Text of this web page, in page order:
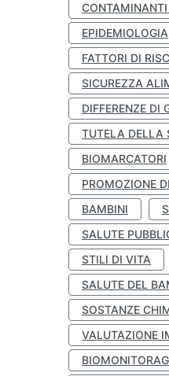
EPIDEMIOLOGIA
FATTORI DI
SICUREZZA
DIFFERENZE DI
TUTELA DELLA
BIOMARCATORI
PROMOZIONE
BAMBINI
SALUTE
STILI DI VITA
SALUTE DEL
SOSTANZE
VALUTAZIONE